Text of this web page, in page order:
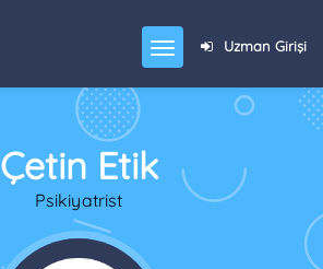
Uzman Girişi
Çetin Etik
Psikiyatrist